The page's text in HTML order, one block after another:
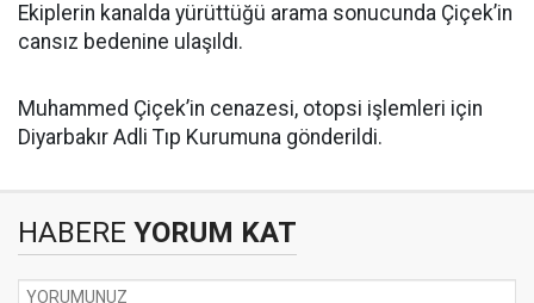
Ekiplerin kanalda yürüttüğü arama sonucunda Çiçek’in
cansız bedenine ulaşıldı.
Muhammed Çiçek’in cenazesi, otopsi işlemleri için
Diyarbakır Adli Tıp Kurumuna gönderildi.
HABERE YORUM KAT